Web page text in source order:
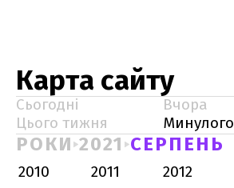
Карта сайту
Сьогодні
Вчора
Цього тижня
РОКИ 2021 СЕРПЕНЬ
2010 2011 2012